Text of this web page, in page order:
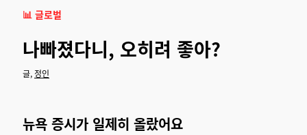
📊 글로벌
나빠졌다니, 오히려 좋아?
글,정인
뉴욕 증시가 일제히 올랐어요